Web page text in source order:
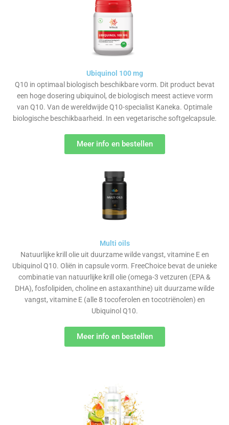
Ubiquinol 100 mg
Q10 in optimaal biologisch beschikbare vorm. Dit product bevat
een hoge dosering ubiquinol, de biologisch meest actieve vorm
van Q10. Van de wereldwijde Q10-specialist Kaneka. Optimale
biologische beschikbaarheid. In een vegetarische softgelcapsule.
Meer info en bestellen
Multi oils
Natuurlijke krill olie uit duurzame wilde vangst, vitamine E en
Ubiquinol Q10. Oliën in capsule vorm. FreeChoice bevat de unieke
combinatie van natuurlijke krill olie (omega-3 vetzuren (EPA &
DHA), fosfolipiden, choline en astaxanthine) uit duurzame wilde
vangst, vitamine E (alle 8 tocoferolen en tocotriënolen) en
Ubiquinol Q10.
Meer info en bestellen